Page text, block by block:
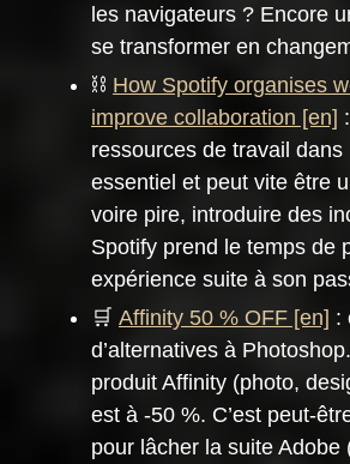
les navigateurs ? Encore
se transformer en
⛓️ How Spotify organises
improve collaboration
ressources de travail
essentiel et peut vite être
voire pire, introduire des
Spotify prend le temps de
expérience suite à son
🛒 Affinity 50 % OFF
:
d’alternatives à
produit Affinity (photo,
est à -50 %. C’est peut-
pour lâcher la suite Adobe